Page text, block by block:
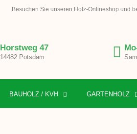
Besuchen Sie unseren Holz-Onlineshop und
Horstweg 47
14482 Potsdam
BAUHOLZ / KVH GARTENHOLZ